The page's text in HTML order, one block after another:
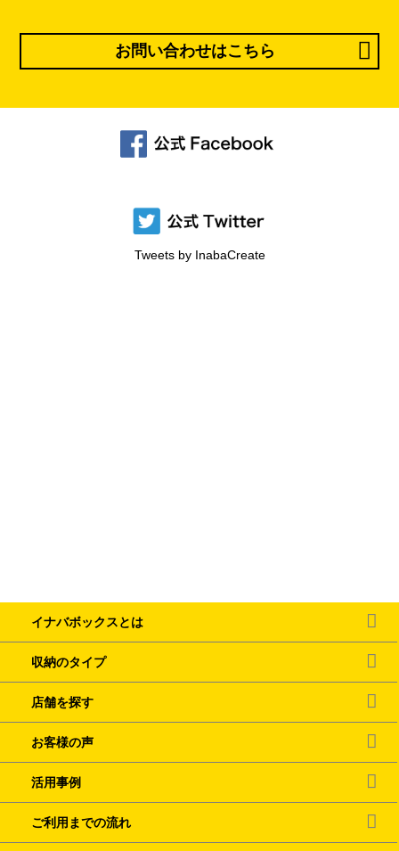
お問い合わせはこちら
Tweets by InabaCreate
イナバボックスとは
収納のタイプ
店舗を探す
お客様の声
活用事例
ご利用までの流れ